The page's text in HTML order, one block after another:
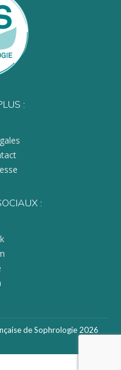
:
:
de Sophrologie 2026